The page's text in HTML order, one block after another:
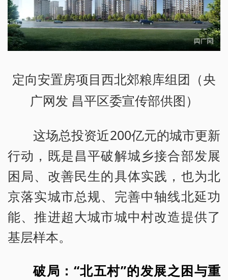
定向安置房项目西北郊粮库组团（央
广网发 昌平区委宣传部供图）
这场总投资近200亿元的城市更新
行动，既是昌平破解城乡接合部发展
困局、改善民生的具体实践，也为北
京落实城市总规、完善中轴线北延功
能、推进超大城市城中村改造提供了
基层样本。
破局：“北五村”的发展之困与重